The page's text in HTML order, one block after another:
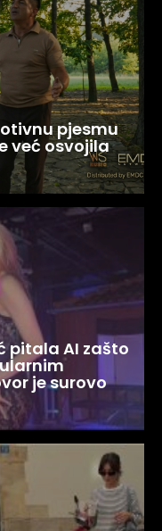
pjesmu
već osvojila
pitala AI zašto
je surovo